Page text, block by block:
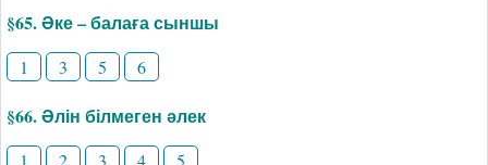
§65. Әке – балаға сыншы
1 3 5 6
§66. Әлін білмеген әлек
1 2 3 4 5